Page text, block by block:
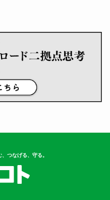
つなげる、守る。